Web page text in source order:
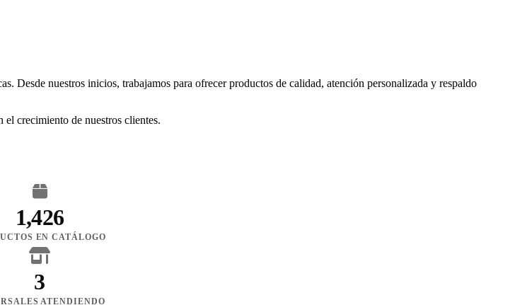
Desde nuestros inicios, trabajamos para ofrecer productos de calidad, atención personalizada y respaldo
crecimiento de nuestros clientes.
1,426
EN CATÁLOGO
3
ATENDIENDO